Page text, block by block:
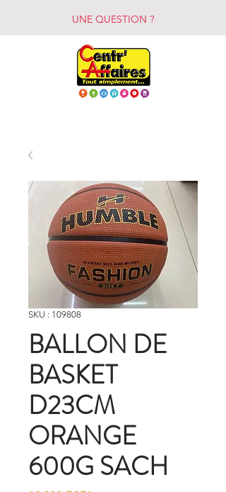
UNE QUESTION ?
SKU : 109808
BALLON DE
BASKET
D23CM
ORANGE
600G SACH